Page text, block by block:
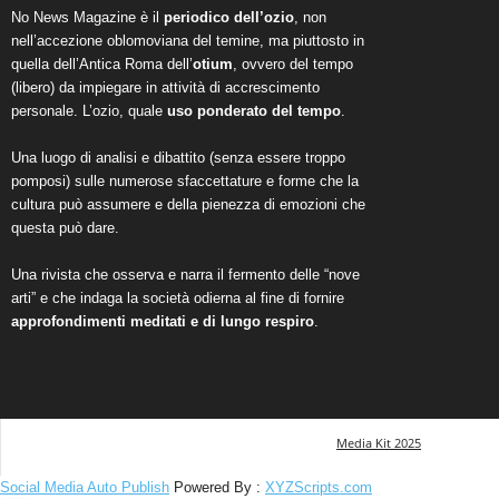
No News Magazine è il periodico dell’ozio, non
nell’accezione oblomoviana del temine, ma piuttosto in
quella dell’Antica Roma dell’otium, ovvero del tempo
(libero) da impiegare in attività di accrescimento
personale. L’ozio, quale uso ponderato del tempo.
Una luogo di analisi e dibattito (senza essere troppo
pomposi) sulle numerose sfaccettature e forme che la
cultura può assumere e della pienezza di emozioni che
questa può dare.
Una rivista che osserva e narra il fermento delle “nove
arti” e che indaga la società odierna al fine di fornire
approfondimenti meditati e di lungo respiro.
Media Kit 2025
Social Media Auto Publish Powered By : XYZScripts.com